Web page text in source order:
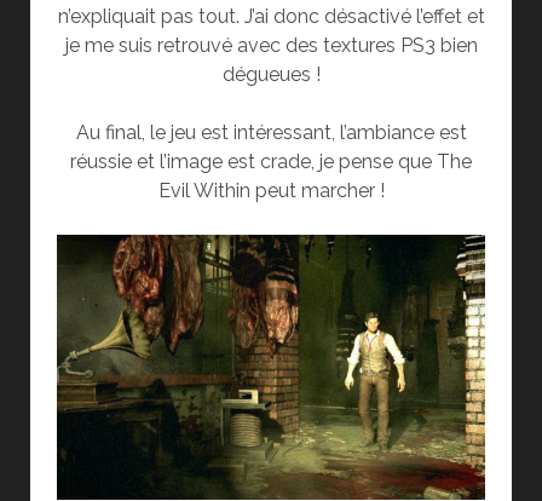
n’expliquait pas tout. J’ai donc désactivé l’effet et
je me suis retrouvé avec des textures PS3 bien
dégueues !
Au final, le jeu est intéressant, l’ambiance est
réussie et l’image est crade, je pense que The
Evil Within peut marcher !